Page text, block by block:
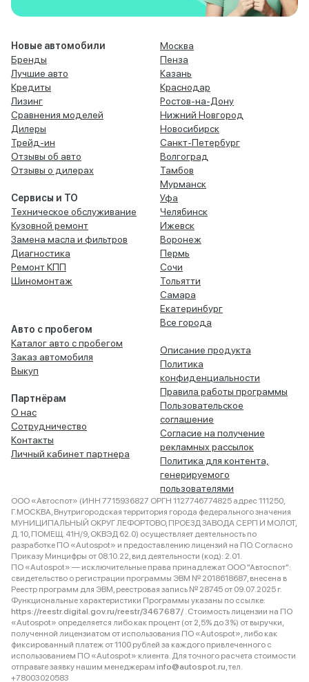
Новые автомобили
Бренды
Лучшие авто
Кредиты
Лизинг
Сравнения моделей
Дилеры
Трейд-ин
Отзывы об авто
Отзывы о дилерах
Сервисы и ТО
Техническое обслуживание
Кузовной ремонт
Замена масла и фильтров
Диагностика
Ремонт КПП
Шиномонтаж
Авто с пробегом
Каталог авто с пробегом
Заказ автомобиля
Выкуп
Партнёрам
О нас
Сотрудничество
Контакты
Личный кабинет партнера
Москва
Пенза
Казань
Краснодар
Ростов-на-Дону
Нижний Новгород
Новосибирск
Санкт-Петербург
Волгоград
Тамбов
Мурманск
Уфа
Челябинск
Ижевск
Воронеж
Пермь
Сочи
Тольятти
Самара
Екатеринбург
Все города
Описание продукта
Политика
конфиденциальности
Правила работы программы
Пользовательское
соглашение
Согласие на получение
рекламных рассылок
Политика для контента,
генерируемого
пользователями
ООО «Автоспот» (ИНН 7715936827 ОРГН 1127746774825 адрес 111250,
Г.МОСКВА, Внутригородская территория города федерального значения
МУНИЦИПАЛЬНЫЙ ОКРУГ ЛЕФОРТОВО, ПРОЕЗД ЗАВОДА СЕРП И МОЛОТ,
Д. 10, ПОМЕЩ. 41Н/9, ОКВЭД 62.0) осуществляет деятельность по
разработке ПО «Autospot» и предоставлению лицензий на ПО. Согласно
Приказу Минцифры от 08.10.22, вид деятельности (код): 2.01.
ПО «Autospot» — исключительные права принадлежат ООО "Автоспот":
свидетельство о регистрации программы ЭВМ № 2018618687, внесена в
Реестр программ для ЭВМ, реестровая запись № 28745 от 09.07.2025 г.
Функциональные характеристики Программы указаны по ссылке:
https://reestr.digital.gov.ru/reestr/3467687/ . Стоимость лицензии на ПО
«Autospot» определяется либо как процент (от 2,5% до 3%) от выручки,
полученной лицензиатом от использования ПО «Autospot», либо как
фиксированный платеж от 1100 рублей за каждого привлеченного с
использованием ПО «Autospot» клиента. Для точного расчета стоимости
отправьте заявку нашим менеджерам info@autospot.ru, тел.
+78003020583